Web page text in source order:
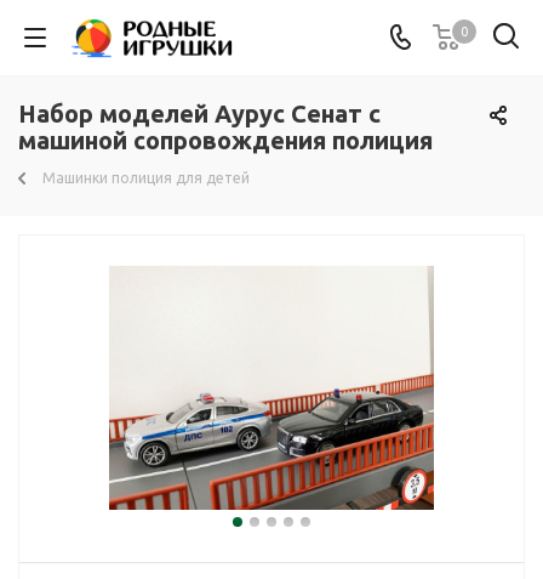
0
Набор моделей Аурус Сенат с
машиной сопровождения полиция
Машинки полиция для детей